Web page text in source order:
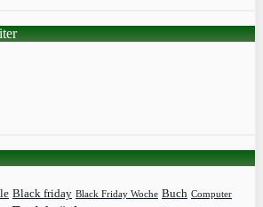
Black friday Black Friday Woche Buch Computer